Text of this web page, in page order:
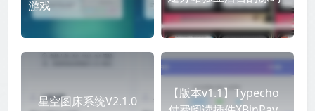
游戏
星空图床系统V2.1.0
【版本v1.1】Typecho